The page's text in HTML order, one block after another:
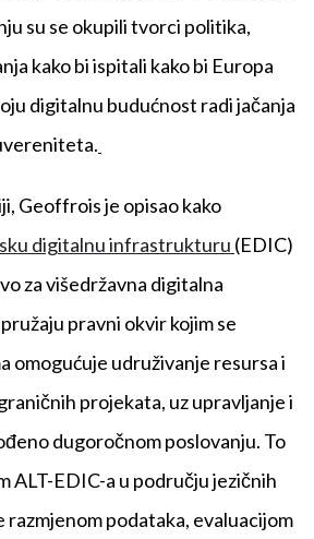
su se okupili tvorci politika,
kako bi ispitali kako bi Europa
digitalnu budućnost radi jačanja
Geoffrois je opisao kako
digitalnu infrastrukturu (EDIC)
za višedržavna digitalna
pravni okvir kojim se
omogućuje udruživanje resursa i
projekata, uz upravljanje i
dugoročnom poslovanju. To
ALT-EDIC-a u području jezičnih
razmjenom podataka, evaluacijom